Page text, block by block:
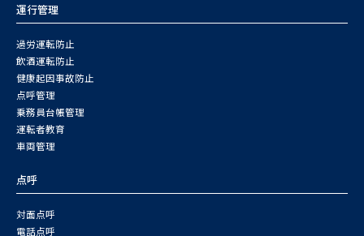
運行管理
過労運転防止
飲酒運転防止
健康起因事故防止
点呼管理
乗務員台帳管理
運転者教育
車両管理
点呼
対面点呼
電話点呼